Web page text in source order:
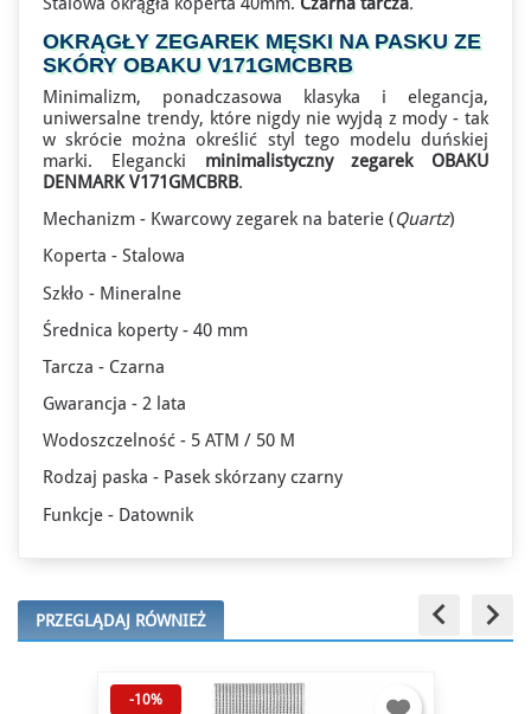
OKRĄGŁY ZEGAREK MĘSKI NA PASKU ZE
SKÓRY OBAKU V171GMCBRB
Minimalizm, ponadczasowa klasyka i elegancja,
uniwersalne trendy, które nigdy nie wyjdą z mody - tak
w skrócie można określić styl tego modelu duńskiej
marki. Elegancki minimalistyczny zegarek OBAKU
DENMARK V171GMCBRB.
Mechanizm - Kwarcowy zegarek na baterie (Quartz)
Koperta - Stalowa
Szkło - Mineralne
Średnica koperty - 40 mm
Tarcza - Czarna
Gwarancja - 2 lata
Wodoszczelność - 5 ATM / 50 M
Rodzaj paska - Pasek skórzany czarny
Funkcje - Datownik
PRZEGLĄDAJ RÓWNIEŻ keyboard_arrow_left
-10%
keyboard_arrow_right